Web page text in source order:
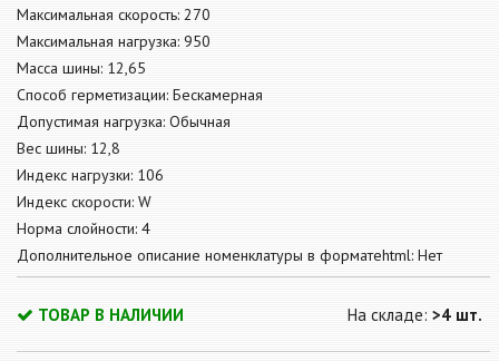
Максимальная скорость: 270
Максимальная нагрузка: 950
Масса шины: 12,65
Способ герметизации: Бескамерная
Допустимая нагрузка: Обычная
Вес шины: 12,8
Индекс нагрузки: 106
Индекс скорости: W
Норма слойности: 4
Дополнительное описание номенклатуры в форматеhtml: Нет
ТОВАР В НАЛИЧИИ На складе: >4 шт.